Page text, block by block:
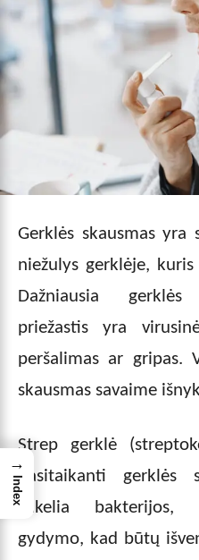
Gerklės skausmas yra
niežulys gerklėje,
Dažniausia
priežastis yra
peršalimas ar gripas.
skausmas savaime
Strep gerklė
pasitaikanti gerklės
sukelia bakterijos,
gydymo, kad būtų
→
Index